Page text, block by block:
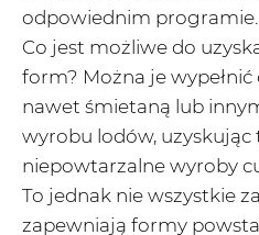
odpowiednim programie.
Co jest możliwe do
form? Można je wypełnić
nawet śmietaną lub
wyrobu lodów,
niepowtarzalne wyroby
To jednak nie wszystkie
zapewniają formy